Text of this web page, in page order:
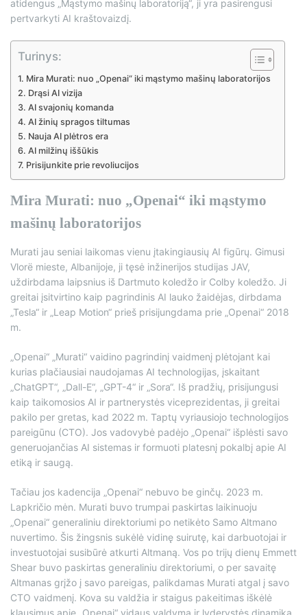
atidengus „Mąstymo mašinų laboratoriją“, ji yra pasirengusi
pertvarkyti AI kraštovaizdį.
Turinys:
Mira Murati: nuo „Openai“ iki mąstymo mašinų laboratorijos
Drąsi AI vizija
AI svajonių komanda
AI žinių spragos tiltumas
Nauja AI plėtros era
AI milžinų iššūkis
Prisijunkite prie revoliucijos
Mira Murati: nuo „Openai“ iki mąstymo
mašinų laboratorijos
Murati jau seniai laikomas vienu įtakingiausių AI figūrų. Gimusi
Vlorë mieste, Albanijoje, ji tęsė inžinerijos studijas JAV,
uždirbdama laipsnius iš Dartmuto koledžo ir Colby koledžo. Ji
greitai įsitvirtino kaip pagrindinis AI lauko žaidėjas, dirbdama
„Tesla“ ir „Leap Motion“ prieš prisijungdama prie „Openai“ 2018
m.
„Openai“ „Murati“ vaidino pagrindinį vaidmenį plėtojant kai
kurias plačiausiai naudojamas AI technologijas, įskaitant
„ChatGPT“, „Dall-E“, „GPT-4“ ir „Sora“. Iš pradžių, prisijungusi
kaip taikomosios AI ir partnerystės viceprezidentas, ji greitai
pakilo per gretas, kad 2022 m. Taptų vyriausiojo technologijos
pareigūnu (CTO). Jos vadovybė padėjo „Openai“ išplėsti savo
generuojančias AI sistemas ir formuoti platesnį pokalbį apie AI
etiką ir saugą.
Tačiau jos kadencija „Openai“ nebuvo be ginčų. 2023 m.
Lapkričio mėn. Murati buvo trumpai paskirtas laikinuoju
„Openai“ generaliniu direktoriumi po netikėto Samo Altmano
nuvertimo. Šis žingsnis sukėlė vidinę suirutę, kai darbuotojai ir
investuotojai susibūrė atkurti Altmaną. Vos po trijų dienų Emmett
Shear buvo paskirtas generaliniu direktoriumi, o per savaitę
Altmanas grįžo į savo pareigas, palikdamas Murati atgal į savo
CTO vaidmenį. Kova su valdžia ir staigus pakeitimas iškėlė
klausimus apie „Openai“ vidaus valdymą ir lyderystės dinamiką.